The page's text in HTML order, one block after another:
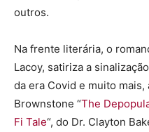
outros.
Na frente literária, o
Lacoy, satiriza a
da era Covid e muito
Brownstone “The
Fi Tale“, do Dr. Clayton